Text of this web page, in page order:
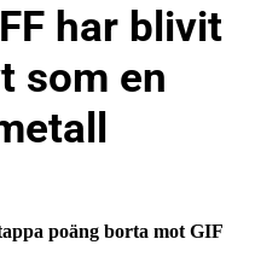
har blivit
som en
poäng borta mot GIF